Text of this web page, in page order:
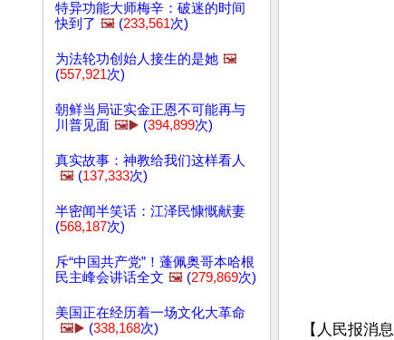
特异功能大师梅辛：破迷的时间
快到了 🖼️ (233,561次)
为法轮功创始人接生的是她 🖼️
(557,921次)
朝鲜当局证实金正恩不可能再与
川普见面 🖼️▶️ (394,899次)
真实故事：神教给我们这样看人
🖼️ (137,333次)
半密闻半笑话：江泽民慷慨献妻
(568,187次)
斥“中国共产党”！蓬佩奥哥本哈根
民主峰会讲话全文 🖼️ (279,869次)
美国正在经历着一场文化大革命
🖼️▶️ (338,168次) 【人民报消